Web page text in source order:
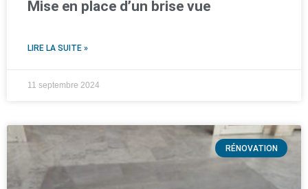
Mise en place d’un brise vue
LIRE LA SUITE »
11 septembre 2024
RÉNOVATION